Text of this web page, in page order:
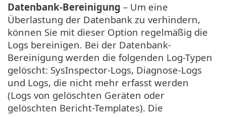
Datenbank-Bereinigung – Um eine
Überlastung der Datenbank zu verhindern,
können Sie mit dieser Option regelmäßig die
Logs bereinigen. Bei der Datenbank-
Bereinigung werden die folgenden Log-Typen
gelöscht: SysInspector-Logs, Diagnose-Logs
und Logs, die nicht mehr erfasst werden
(Logs von gelöschten Geräten oder
gelöschten Bericht-Templates). Die